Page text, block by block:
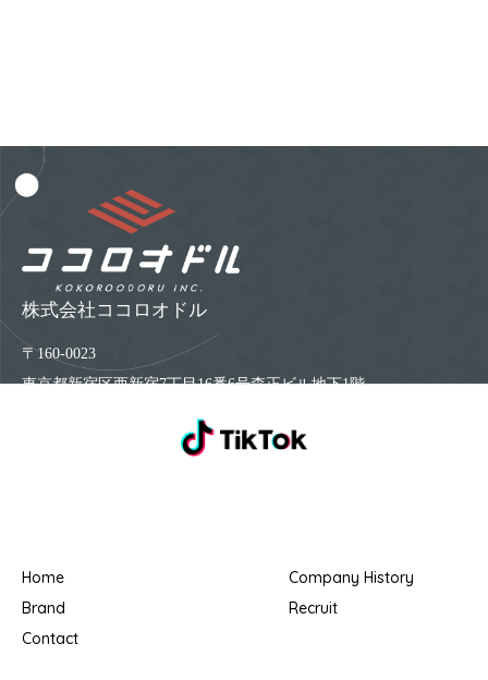
株式会社ココロオドル
〒160-0023
東京都新宿区西新宿7丁目16番6号森正ビル地下1階
Home
Company History
Brand
Recruit
Contact